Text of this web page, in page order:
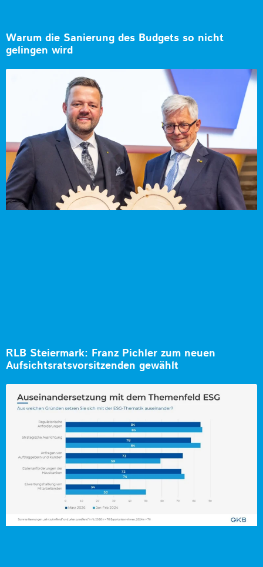
Warum die Sanierung des Budgets so nicht
gelingen wird
RLB Steiermark: Franz Pichler zum neuen
Aufsichtsratsvorsitzenden gewählt